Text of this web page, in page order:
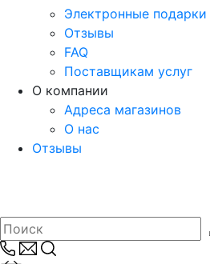
Электронные подарки
Отзывы
FAQ
Поставщикам услуг
О компании
Адреса магазинов
О нас
Отзывы